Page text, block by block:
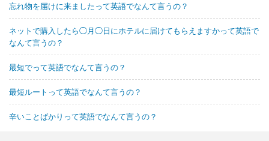
忘れ物を届けに来ましたって英語でなんて言うの？
ネットで購入したら◯月◯日にホテルに届けてもらえますかって英語で
なんて言うの？
最短でって英語でなんて言うの？
最短ルートって英語でなんて言うの？
辛いことばかりって英語でなんて言うの？